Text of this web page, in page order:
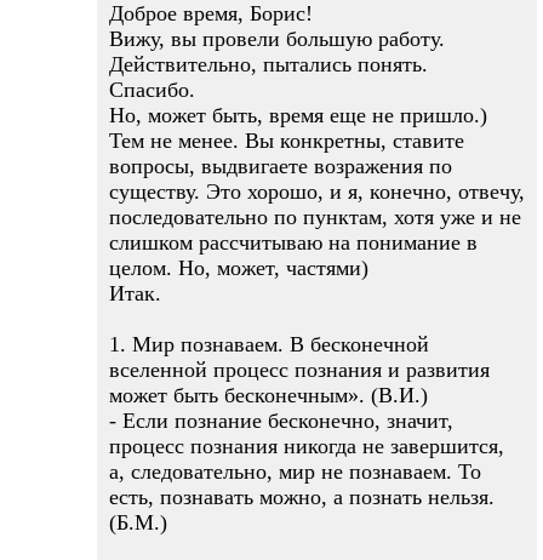
Доброе время, Борис!
Вижу, вы провели большую работу.
Действительно, пытались понять.
Спасибо.
Но, может быть, время еще не пришло.)
Тем не менее. Вы конкретны, ставите
вопросы, выдвигаете возражения по
существу. Это хорошо, и я, конечно, отвечу,
последовательно по пунктам, хотя уже и не
слишком рассчитываю на понимание в
целом. Но, может, частями)
Итак.
1. Мир познаваем. В бесконечной
вселенной процесс познания и развития
может быть бесконечным». (В.И.)
- Если познание бесконечно, значит,
процесс познания никогда не завершится,
а, следовательно, мир не познаваем. То
есть, познавать можно, а познать нельзя.
(Б.М.)